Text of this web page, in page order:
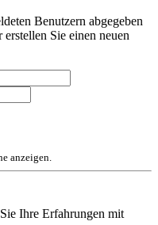
Benutzern abgegeben
Sie einen neuen
anzeigen.
Ihre Erfahrungen mit